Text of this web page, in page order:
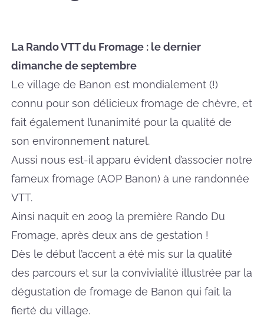
La Rando VTT du Fromage : le dernier
dimanche de septembre
Le village de Banon est mondialement (!)
connu pour son délicieux fromage de chèvre, et
fait également l’unanimité pour la qualité de
son environnement naturel.
Aussi nous est-il apparu évident d’associer notre
fameux fromage (AOP Banon) à une randonnée
VTT.
Ainsi naquit en 2009 la première Rando Du
Fromage, après deux ans de gestation !
Dès le début l’accent a été mis sur la qualité
des parcours et sur la convivialité illustrée par la
dégustation de fromage de Banon qui fait la
fierté du village.